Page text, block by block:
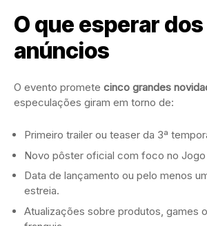
O que esperar dos
anúncios
O evento promete cinco grandes
especulações giram em torno de:
Primeiro trailer ou teaser da 3ª
Novo pôster oficial com foco no
Data de lançamento ou pelo menos
estreia.
Atualizações sobre produtos, games